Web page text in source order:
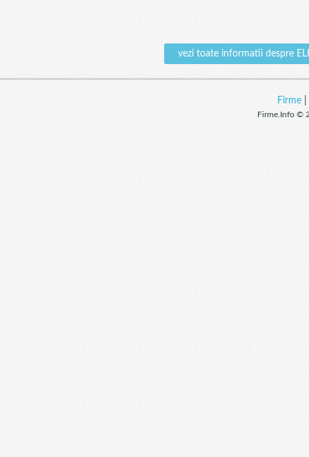
vezi toate informatii despre
Firme|
Firme.Info ©